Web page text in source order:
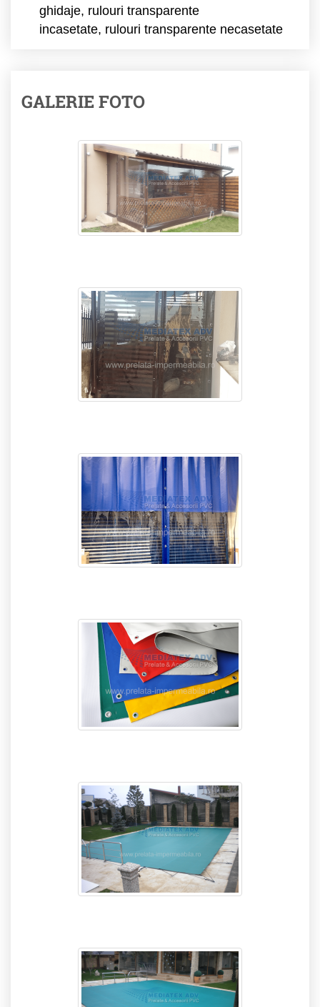
ghidaje, rulouri transparente
incasetate, rulouri transparente necasetate
GALERIE FOTO